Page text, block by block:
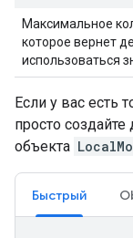
Максимальное
которое вернет
использоваться
Если у вас есть
просто
объекта
Быстрый